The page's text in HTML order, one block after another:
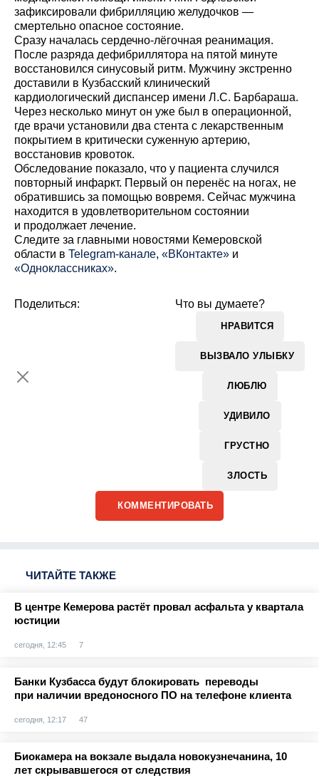
зафиксировали фибрилляцию желудочков —
смертельно опасное состояние.
Сразу началась сердечно-лёгочная реанимация.
После разряда дефибриллятора на пятой минуте
восстановился синусовый ритм. Мужчину экстренно
доставили в Кузбасский клинический
кардиологический диспансер имени Л.С. Барбараша.
Через несколько минут он уже был в операционной,
где врачи установили два стента с лекарственным
покрытием в критически суженную артерию,
восстановив кровоток.
Обследование показало, что у пациента случился
повторный инфаркт. Первый он перенёс на ногах, не
обратившись за помощью вовремя. Сейчас мужчина
находится в удовлетворительном состоянии
и продолжает лечение.
Cледите за главными новостями Кемеровской
области в Telegram-канале, «ВКонтакте» и
«Одноклассниках».
Что вы думаете?
НРАВИТСЯ
ВЫЗВАЛО УЛЫБКУ
ЛЮБЛЮ
УДИВИЛО
ГРУСТНО
ЗЛОСТЬ
Поделиться:
КОММЕНТИРОВАТЬ
ЧИТАЙТЕ ТАКЖЕ
В центре Кемерова растёт провал асфальта у квартала
юстиции
сегодня, 12:45 7
Банки Кузбасса будут блокировать переводы
при наличии вредоносного ПО на телефоне клиента
сегодня, 12:17 47
Биокамера на вокзале выдала новокузнечанина, 10
лет скрывавшегося от следствия